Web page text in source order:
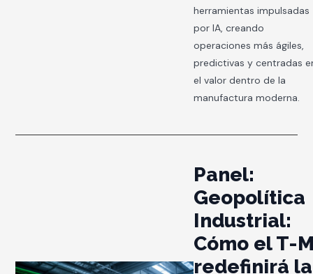
herramientas impulsadas
por IA, creando
operaciones más ágiles,
predictivas y centradas
el valor dentro de la
manufactura moderna.
Panel:
Geopolítica
Industrial:
Cómo el T-
redefinirá la